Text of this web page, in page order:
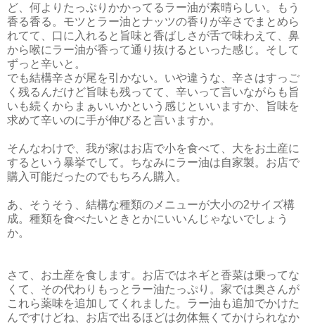
ど、何よりたっぷりかかってるラー油が素晴らしい。もう
香る香る。モツとラー油とナッツの香りが辛さでまとめら
れてて、口に入れると旨味と香ばしさが舌で味わえて、鼻
から喉にラー油が香って通り抜けるといった感じ。そして
ずっと辛いと。
でも結構辛さが尾を引かない。いや違うな、辛さはすっご
く残るんだけど旨味も残ってて、辛いって言いながらも旨
いも続くからまぁいいかという感じといいますか、旨味を
求めて辛いのに手が伸びると言いますか。
そんなわけで、我が家はお店で小を食べて、大をお土産に
するという暴挙でして。ちなみにラー油は自家製。お店で
購入可能だったのでもちろん購入。
あ、そうそう、結構な種類のメニューが大小の2サイズ構
成。種類を食べたいときとかにいいんじゃないでしょう
か。
さて、お土産を食します。お店ではネギと香菜は乗ってな
くて、その代わりもっとラー油たっぷり。家では奥さんが
これら薬味を追加してくれました。ラー油も追加でかけた
んですけどね、お店で出るほどは勿体無くてかけられなか